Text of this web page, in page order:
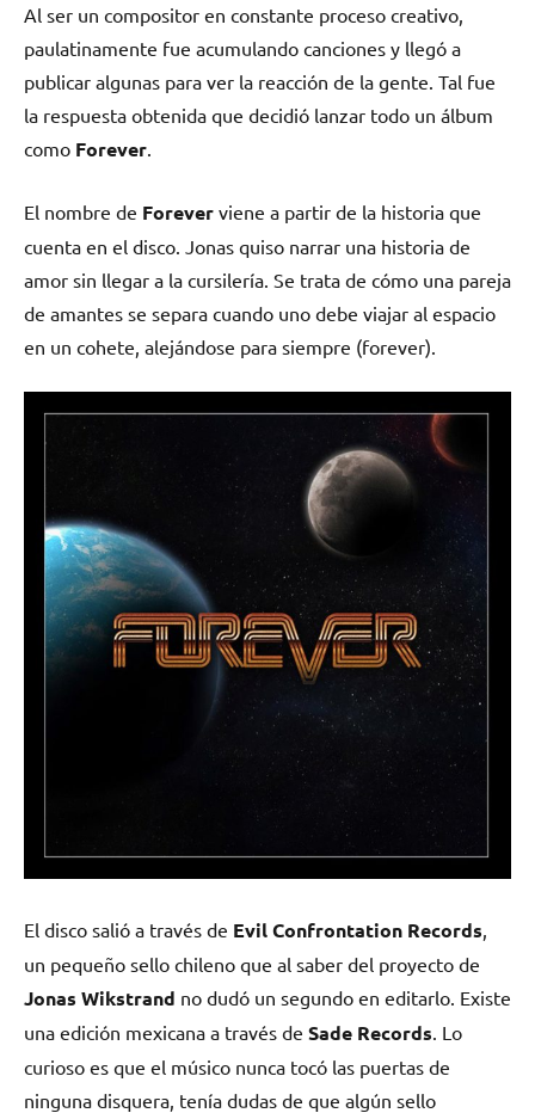
Al ser un compositor en constante proceso creativo,
paulatinamente fue acumulando canciones y llegó a
publicar algunas para ver la reacción de la gente. Tal fue
la respuesta obtenida que decidió lanzar todo un álbum
como Forever
El nombre de Forever viene a partir de la historia que
cuenta en el disco. Jonas quiso narrar una historia de
amor sin llegar a la cursilería. Se trata de cómo una pareja
de amantes se separa cuando uno debe viajar al espacio
en un cohete, alejándose para siempre (forever).
El disco salió a través de Evil Confrontation Records
un pequeño sello chileno que al saber del proyecto de
Jonas Wikstrand no dudó un segundo en editarlo. Existe
una edición mexicana a través de Sade Records . Lo
curioso es que el músico nunca tocó las puertas de
ninguna disquera, tenía dudas de que algún sello